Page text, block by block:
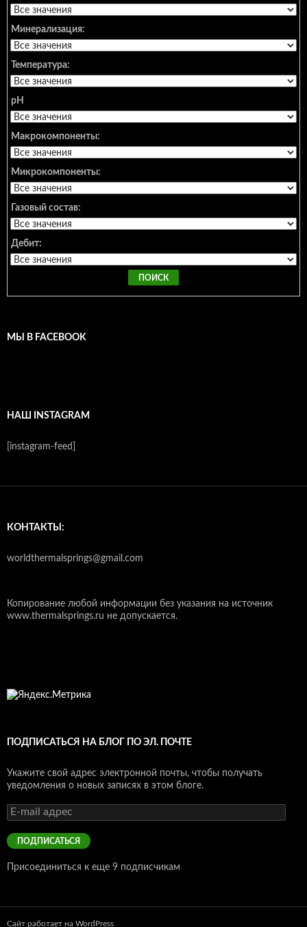
Минерализация:
Температура:
pH
Макрокомпоненты:
Микрокомпоненты:
Газовый состав:
Дебит:
МЫ В FACEBOOK
НАШ INSTAGRAM
[instagram-feed]
КОНТАКТЫ:
worldthermalsprings@gmail.com
Копирование любой информации без указания на источник
www.thermalsprings.ru не допускается.
ПОДПИСАТЬСЯ НА БЛОГ ПО ЭЛ. ПОЧТЕ
Укажите свой адрес электронной почты, чтобы получать
уведомления о новых записях в этом блоге.
E-
mail
адрес
ПОДПИСАТЬСЯ
Присоединиться к еще 9 подписчикам
Сайт работает на WordPress